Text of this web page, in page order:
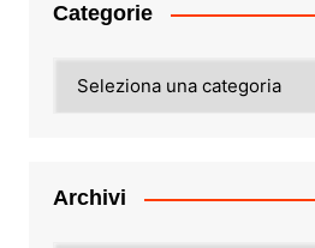
Categorie
Archivi